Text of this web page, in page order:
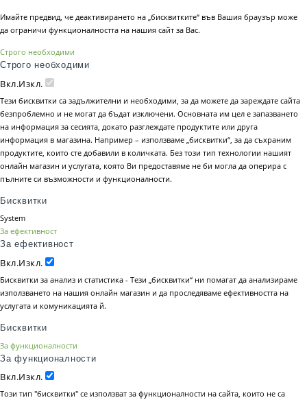
Имайте предвид, че деактивирането на „бисквитките“ във Вашия браузър може
да ограничи функционалността на нашия сайт за Вас.
Строго необходими
Строго необходими
Вкл.Изкл.
Тези бисквитки са задължителни и необходими, за да можете да зареждате сайта
безпроблемно и не могат да бъдат изключени. Основната им цел е запазването
на информация за сесията, докато разглеждате продуктите или друга
информация в магазина. Например – използваме „бисквитки“, за да съхраним
продуктите, които сте добавили в количката. Без този тип технологии нашият
онлайн магазин и услугата, която Ви предоставяме не би могла да оперира с
пълните си възможности и функционалности.
Бисквитки
System
За ефективност
За ефективност
Вкл.Изкл.
Бисквитки за анализ и статистика - Тези „бисквитки“ ни помагат да анализираме
използването на нашия онлайн магазин и да проследяваме ефективността на
услугата и комуникацията й.
Бисквитки
За функционалности
За функционалности
Вкл.Изкл.
Този тип "бисквитки" се използват за функционалности на сайта, които не са